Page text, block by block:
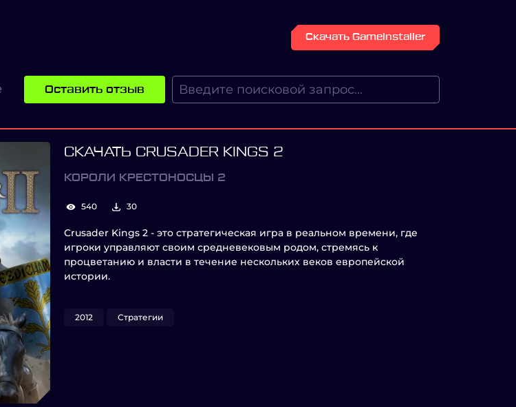
Скачать GameInstaller
Оставить отзыв
СКАЧАТЬ CRUSADER KINGS 2
КОРОЛИ КРЕСТОНОСЦЫ 2
540 30
Crusader Kings 2 - это стратегическая игра в реальном времени, где
игроки управляют своим средневековым родом, стремясь к
процветанию и власти в течение нескольких веков европейской
истории.
2012 Стратегии